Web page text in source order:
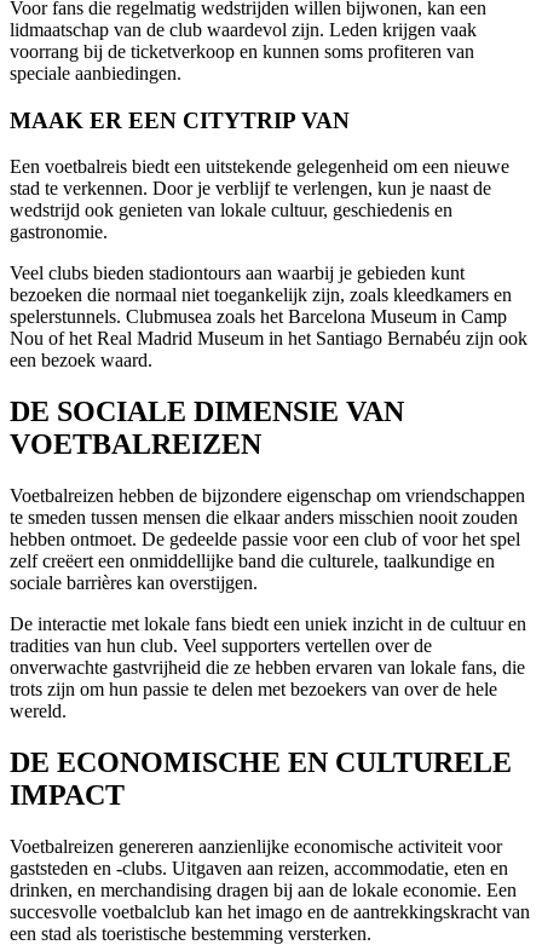
Voor fans die regelmatig wedstrijden willen bijwonen, kan een
lidmaatschap van de club waardevol zijn. Leden krijgen vaak
voorrang bij de ticketverkoop en kunnen soms profiteren van
speciale aanbiedingen.
MAAK ER EEN CITYTRIP VAN
Een voetbalreis biedt een uitstekende gelegenheid om een nieuwe
stad te verkennen. Door je verblijf te verlengen, kun je naast de
wedstrijd ook genieten van lokale cultuur, geschiedenis en
gastronomie.
Veel clubs bieden stadiontours aan waarbij je gebieden kunt
bezoeken die normaal niet toegankelijk zijn, zoals kleedkamers en
spelerstunnels. Clubmusea zoals het Barcelona Museum in Camp
Nou of het Real Madrid Museum in het Santiago Bernabéu zijn ook
een bezoek waard.
DE SOCIALE DIMENSIE VAN
VOETBALREIZEN
Voetbalreizen hebben de bijzondere eigenschap om vriendschappen
te smeden tussen mensen die elkaar anders misschien nooit zouden
hebben ontmoet. De gedeelde passie voor een club of voor het spel
zelf creëert een onmiddellijke band die culturele, taalkundige en
sociale barrières kan overstijgen.
De interactie met lokale fans biedt een uniek inzicht in de cultuur en
tradities van hun club. Veel supporters vertellen over de
onverwachte gastvrijheid die ze hebben ervaren van lokale fans, die
trots zijn om hun passie te delen met bezoekers van over de hele
wereld.
DE ECONOMISCHE EN CULTURELE
IMPACT
Voetbalreizen genereren aanzienlijke economische activiteit voor
gaststeden en -clubs. Uitgaven aan reizen, accommodatie, eten en
drinken, en merchandising dragen bij aan de lokale economie. Een
succesvolle voetbalclub kan het imago en de aantrekkingskracht van
een stad als toeristische bestemming versterken.